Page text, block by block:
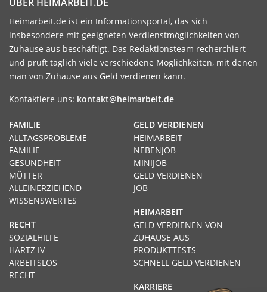
Heimarbeit.de ist ein Informationsportal, das sich
insbesondere mit geeigneten Verdienstmöglichkeiten von
Zuhause aus beschäftigt. Das Redaktionsteam recherchiert
und prüft täglich viele verschiedene Möglichkeiten, mit denen
man von Zuhause aus Geld verdienen kann.
Kontaktiere uns: kontakt@heimarbeit.de
GELD VERDIENEN
HEIMARBEIT
NEBENJOB
MINIJOB
GELD VERDIENEN
JOB
HEIMARBEIT
GELD VERDIENEN VON
ZUHAUSE AUS
PRODUKTTESTS
SCHNELL GELD VERDIENEN
KARRIERE
FAMILIE
ALLTAGSPROBLEME
FAMILIE
GESUNDHEIT
MÜTTER
ALLEINERZIEHEND
WISSENSWERTES
RECHT
SOZIALHILFE
HARTZ IV
ARBEITSLOS
RECHT